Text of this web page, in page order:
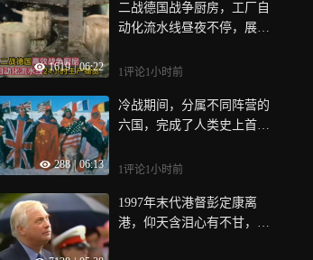
1619 | 06:22
二战德国战争厨房，工厂自
动化流水线昼夜不停，展现
1评论1小时前
288 | 06:13
冷战期间，分属不同阵营的
六国，完成了人类史上首次
1评论1小时前
1997年末代港督彭定康离
港，仰天含泪心有不甘，女